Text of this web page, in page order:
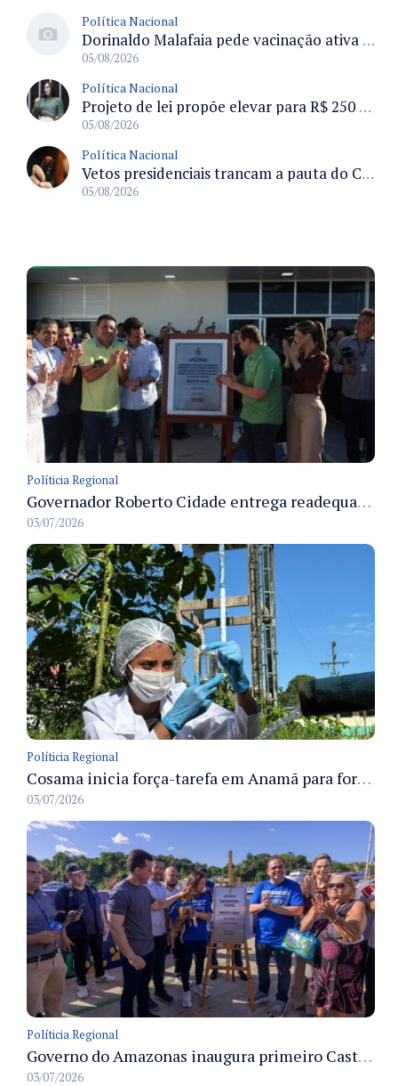
Política Nacional
Dorinaldo Malafaia pede vacinação ativa ao Ministério da Saúde para reverter queda na cobertura vacinal no Brasil
05/08/2026
Política Nacional
Projeto de lei propõe elevar para R$ 250 mil limite de isenção do IPI para pessoas com deficiência e autismo
05/08/2026
Política Nacional
Vetos presidenciais trancam a pauta do Congresso com 87 itens pendentes e incluem trechos do Orçamento de 2026
05/08/2026
Políticia Regional
Governador Roberto Cidade entrega readequação do ambulatório da FCecon e amplia capacidade de atendimento oncológico em Manaus
03/07/2026
Políticia Regional
Cosama inicia força-tarefa em Anamã para fortalecer abastecimento de água e segurança hídrica da população
03/07/2026
Políticia Regional
Governo do Amazonas inaugura primeiro Castramóvel Fluvial para atendimento veterinário às comunidades ribeirinhas e castração gratuita
03/07/2026